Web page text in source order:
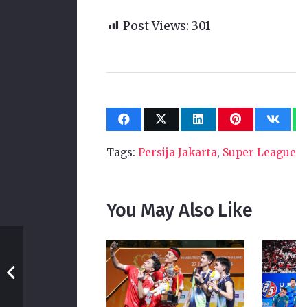
Post Views: 301
Tags: Persija Jakarta, Super League
You May Also Like